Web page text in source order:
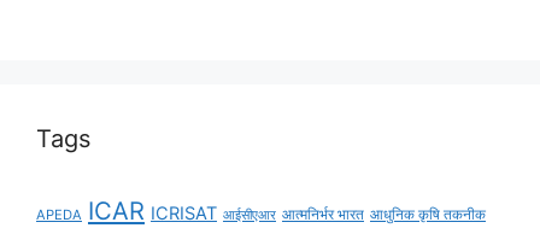
Tags
APEDA ICAR ICRISAT आईसीएआर आत्मनिर्भर भारत आधुनिक कृषि तकनीक